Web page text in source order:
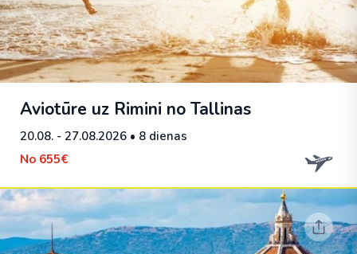
Aviotūre uz Rimini no Tallinas
20.08. - 27.08.2026 • 8 dienas
No 655€